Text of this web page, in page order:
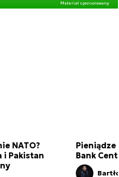
Materiał sponsorowany
NATO?
i Pakistan
Pieniądze
Bank